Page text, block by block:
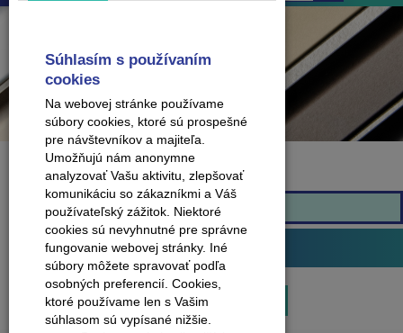
Značka
Republic
Plávajúce podlahy
1 2
Súhlasím s používaním
cookies
Na webovej stránke používame
súbory cookies, ktoré sú prospešné
pre návštevníkov a majiteľa.
Umožňujú nám anonymne
analyzovať Vašu aktivitu, zlepšovať
komunikáciu so zákazníkmi a Váš
používateľský zážitok. Niektoré
cookies sú nevyhnutné pre správne
fungovanie webovej stránky. Iné
súbory môžete spravovať podľa
osobných preferencií. Cookies,
ktoré používame len s Vašim
súhlasom sú vypísané nižšie.